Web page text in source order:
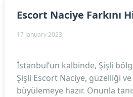
Escort Naciye Farkını
17 January 2023
İstanbul’un kalbinde, Şişli
Şişli Escort Naciye, güzelliği
büyülemeye hazır. Onunla